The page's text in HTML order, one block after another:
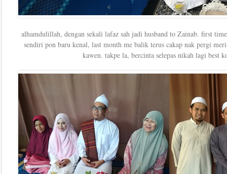
alhamdulillah, dengan sekali lafaz sah jadi husband to Zainab. first
sendiri pon baru kenal, last month me balik terus cakap nak pergi
kawen. takpe la, bercinta selepas nikah lagi best